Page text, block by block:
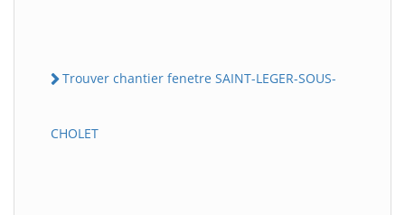
Trouver chantier fenetre SAINT-LEGER-SOUS-
CHOLET